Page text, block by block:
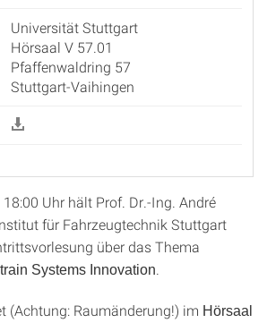
Universität Stuttgart
Hörsaal V 57.01
Pfaffenwaldring 57
Stuttgart-Vaihingen
Uhr hält Prof. Dr.-Ing. André
für Fahrzeugtechnik Stuttgart
über das Thema
Systems Innovation
(Achtung: Raumänderung!) im Hörsaal